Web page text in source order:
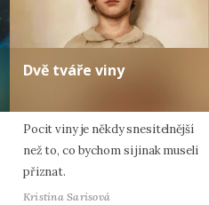
Dvě tváře viny
Pocit viny je někdy snesitelnější
než to, co bychom si jinak museli
přiznat.
Kristina Sarisová